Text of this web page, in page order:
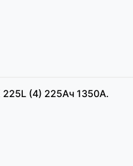
225L (4) 225Aч 1350А.